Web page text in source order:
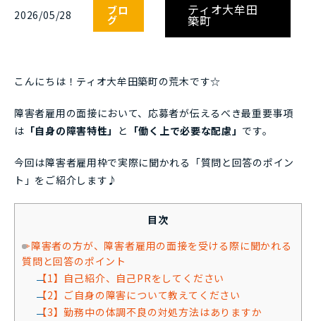
2026/05/28 ブロ
グ
ティオ大牟田
築町
こんにちは！ティオ大牟田築町の荒木です☆
障害者雇用の面接において、応募者が伝えるべき最重要事項
は 「自身の障害特性」 と 「働く上で必要な配慮」 です。
今回は障害者雇用枠で実際に聞かれる「質問と回答のポイン
ト」をご紹介します♪
目次
✏障害者の方が、障害者雇用の面接を受ける際に聞かれる
質問と回答のポイント
【1】自己紹介、自己PRをしてください
【2】ご自身の障害について教えてください
【3】勤務中の体調不良の対処方法はありますか